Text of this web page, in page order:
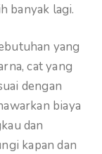
banyak lagi.
yang
cat yang
dengan
biaya
dan
kapan dan